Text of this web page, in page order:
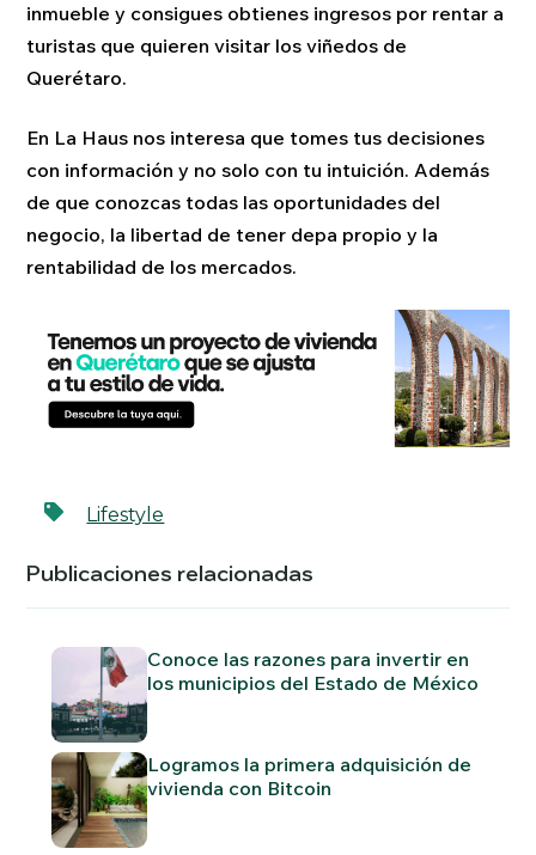
inmueble y consigues obtienes ingresos por rentar a
turistas que quieren visitar los viñedos de
Querétaro.
En La Haus nos interesa que tomes tus decisiones
con información y no solo con tu intuición. Además
de que conozcas todas las oportunidades del
negocio, la libertad de tener depa propio y la
rentabilidad de los mercados.
Lifestyle
Publicaciones relacionadas
Conoce las razones para invertir en
los municipios del Estado de México
Logramos la primera adquisición de
vivienda con Bitcoin